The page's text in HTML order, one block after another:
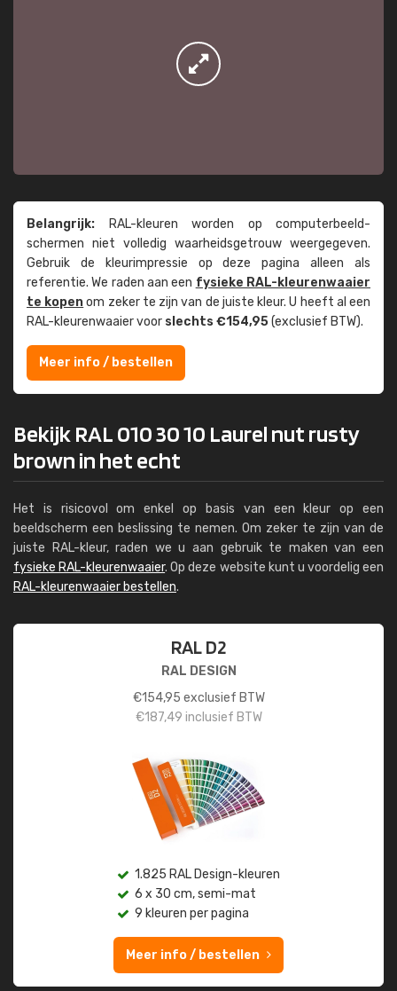
Belangrijk: RAL-kleuren worden op computer­beeld­
schermen niet volledig waarheids­­getrouw weer­gegeven.
Gebruik de kleur­impressie op deze pagina alleen als
referentie. We raden aan een fysieke RAL-kleuren­waaier
te kopenom zeker te zijn van de juiste kleur. U heeft al een
RAL-kleuren­waaier voor slechts €154,95(exclusief BTW).
Meer info / bestellen
Bekijk RAL 010 30 10 Laurel nut rusty
brown in het echt
Het is risicovol om enkel op basis van een kleur op een
beeldscherm een beslissing te nemen. Om zeker te zijn van de
juiste RAL-kleur, raden we u aan gebruik te maken van een
fysieke RAL-kleurenwaaier. Op deze website kunt u voordelig een
RAL-kleurenwaaier bestellen.
RAL D2
RAL DESIGN
€154,95 exclusief BTW
€187,49 inclusief BTW
1.825 RAL Design-kleuren
6 x 30 cm, semi-mat
9 kleuren per pagina
Meer info / bestellen